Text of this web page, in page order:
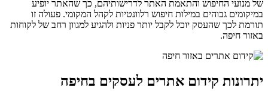
של מנועי החיפוש והתאמת האתר לדרישותיהם, כך שהאתר יופיע
במיקומים גבוהים במילות חיפוש רלוונטיות לקהל המקומי. פעולה זו
תורמת לכך שהעסק יוכל לקבל יותר פניות ולהגיע למגוון רחב של לקוחות
באזור חיפה.
יתרונות קידום אתרים לעסקים בחיפה